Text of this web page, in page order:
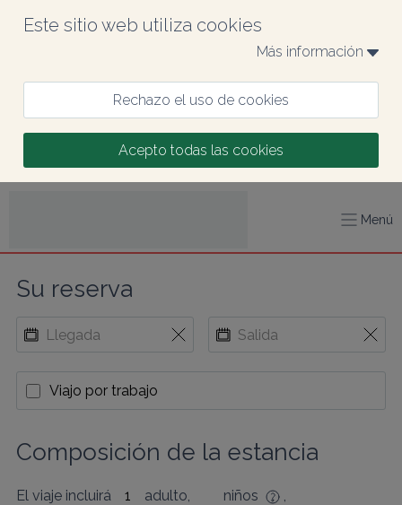
Este sitio web utiliza cookies
Más información
Rechazo el uso de cookies
Acepto todas las cookies
Menú
Su reserva
Viajo por trabajo
Composición de la estancia
El viaje incluirá adulto, niños
,